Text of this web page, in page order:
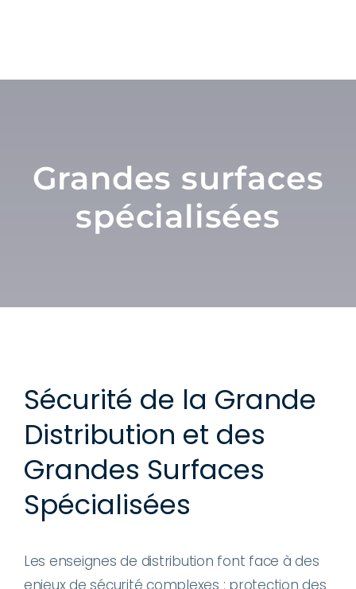
Grandes surfaces
spécialisées
Sécurité de la Grande
Distribution et des
Grandes Surfaces
Spécialisées
Les enseignes de distribution font face à des
enjeux de sécurité complexes : protection des